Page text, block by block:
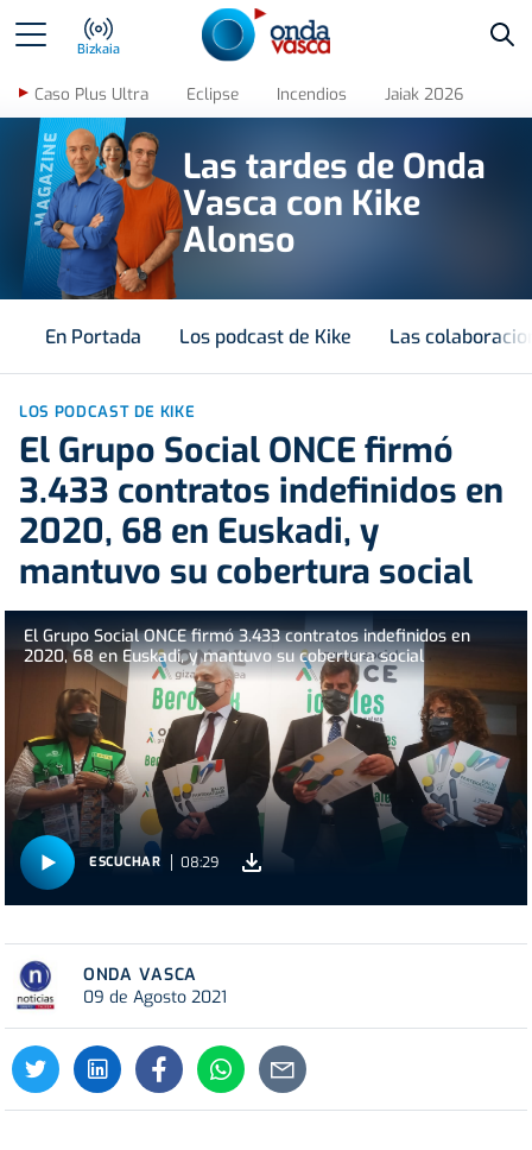
Bizkaia
Caso Plus Ultra Eclipse Incendios Jaiak 2026
MAGAZINE
Las tardes de Onda
Vasca con Kike
Alonso
En Portada Los podcast de Kike Las
LOS PODCAST DE KIKE
El Grupo Social ONCE firmó
3.433 contratos indefinidos en
2020, 68 en Euskadi, y
mantuvo su cobertura social
El Grupo Social ONCE firmó 3.433 contratos indefinidos en
2020, 68 en Euskadi, y mantuvo su cobertura social
ESCUCHAR 08:29
ONDA VASCA
09 de Agosto 2021